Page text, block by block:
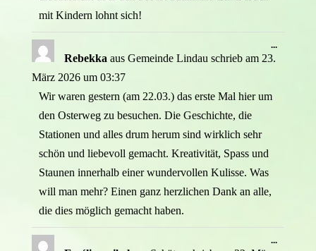
mit Kindern lohnt sich!
Rebekka aus Gemeinde Lindau schrieb am23.
März 2026 um 03:37
Wir waren gestern (am 22.03.) das erste Mal hier um
den Osterweg zu besuchen. Die Geschichte, die
Stationen und alles drum herum sind wirklich sehr
schön und liebevoll gemacht. Kreativität, Spass und
Staunen innerhalb einer wundervollen Kulisse. Was
will man mehr? Einen ganz herzlichen Dank an alle,
die dies möglich gemacht haben.
...
...